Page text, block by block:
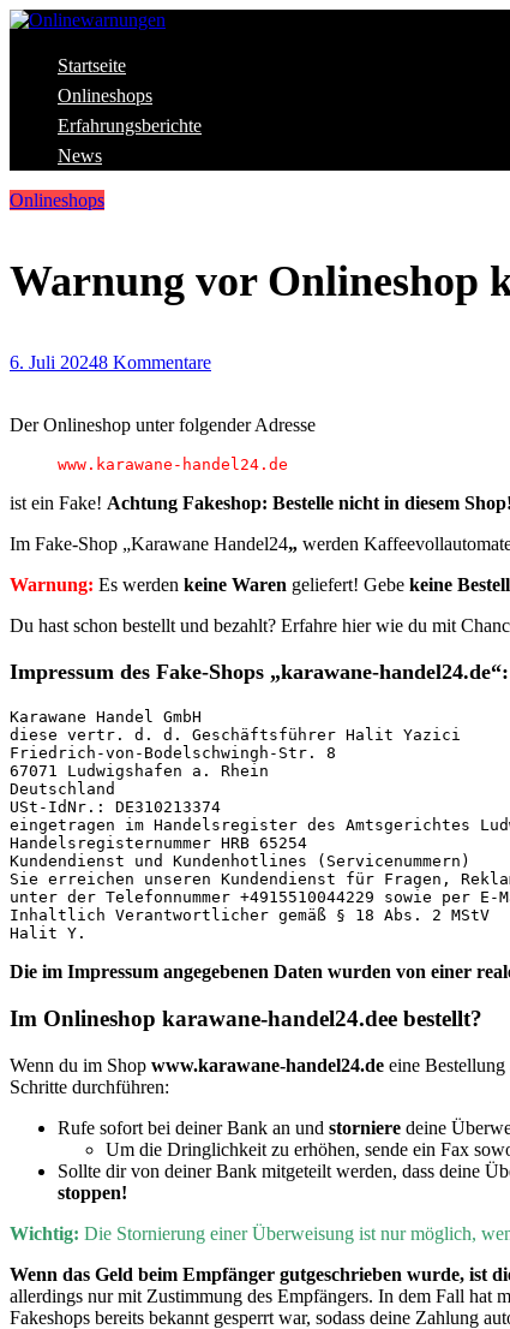
Skip
content
Onlinewarnungen
Aktuelle Warnungen vor Gefahren im Internet
Startseite
Onlineshops
Erfahrungsberichte
News
Onlineshops
Warnung vor Onlineshop
6. Juli 20248 Kommentare
Der Onlineshop unter folgender Adresse
www.karawane-handel24.de
ist ein Fake! Achtung Fakeshop: Bestelle nicht in diesem Shop!
Im Fake-Shop „Karawane Handel24„ werden
Warnung: Es werden keine Waren geliefert! Gebe keine
Du hast schon bestellt und bezahlt? Erfahre hier wie du mit
Impressum des Fake-Shops „karawane-handel24.de“:
Karawane Handel GmbH
diese vertr. d. d. Geschäftsführer Halit Yazici
Friedrich-von-Bodelschwingh-Str. 8
67071 Ludwigshafen a. Rhein
Deutschland
USt-IdNr.: DE310213374
eingetragen im Handelsregister des Amtsgerichtes
Handelsregisternummer HRB 65254
Kundendienst und Kundenhotlines (Servicenummern)
Sie erreichen unseren Kundendienst für Fragen,
unter der Telefonnummer +4915510044229 sowie per
Inhaltlich Verantwortlicher gemäß § 18 Abs. 2 MStV
Halit Y.
Die im Impressum angegebenen Daten wurden von einer
Im Onlineshop karawane-handel24.dee bestellt?
Wenn du im Shop www.karawane-handel24.de eine
Schritte durchführen:
Rufe sofort bei deiner Bank an und storniere deine
Um die Dringlichkeit zu erhöhen, sende ein Fax
Sollte dir von deiner Bank mitgeteilt werden, dass deine
stoppen!
Wichtig: Die Stornierung einer Überweisung ist nur möglich,
Wenn das Geld beim Empfänger gutgeschrieben wurde, ist
allerdings nur mit Zustimmung des Empfängers. In dem Fall hat
Fakeshops bereits bekannt gesperrt war, sodass deine Zahlung